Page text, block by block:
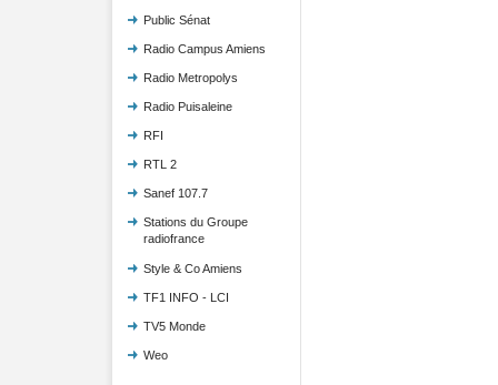
Public Sénat
Radio Campus Amiens
Radio Metropolys
Radio Puisaleine
RFI
RTL 2
Sanef 107.7
Stations du Groupe
radiofrance
Style & Co Amiens
TF1 INFO - LCI
TV5 Monde
Weo